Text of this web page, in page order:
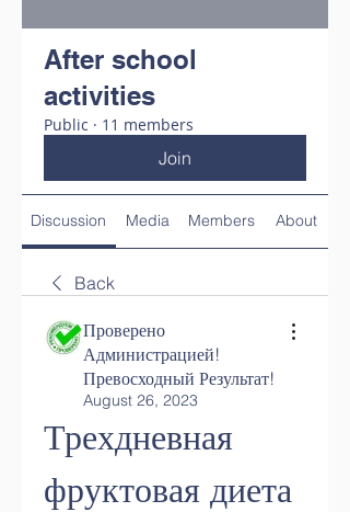
After school
activities
Public · 11 members
Join
Discussion Media Members About
Back
Проверено
Администрацией!
Превосходный Результат!
August 26, 2023
Трехдневная
фруктовая диета